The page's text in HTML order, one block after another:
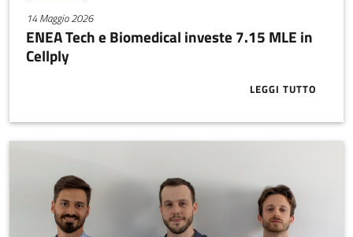
14 Maggio 2026
ENEA Tech e Biomedical investe 7.15 MLE in
Cellply
LEGGI TUTTOABOUT ENEA